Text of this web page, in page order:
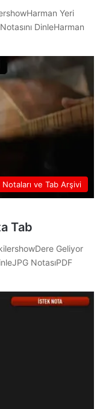
Yeri
DinleHarman
ve Tab Arşivi
Tab
Geliyor
NotasıPDF